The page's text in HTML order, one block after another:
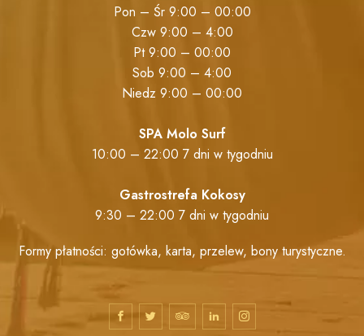
Pon – Śr 9:00 – 00:00
Czw 9:00 – 4:00
Pt 9:00 – 00:00
Sob 9:00 – 4:00
Niedz 9:00 – 00:00
SPA Molo Surf
10:00 – 22:00 7 dni w tygodniu
Gastrostrefa Kokosy
9:30 – 22:00 7 dni w tygodniu
Formy płatności: gotówka, karta, przelew, bony turystyczne.